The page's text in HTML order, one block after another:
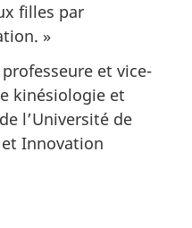
filles par
»
et vice-
kinésiologie et
l’Université de
Innovation